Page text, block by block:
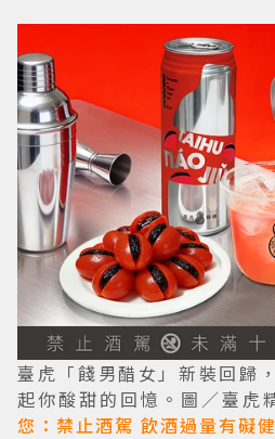
臺虎「餞男醋女」新裝回歸
起你酸甜的回憶。圖／臺虎
您：禁止酒駕 飲酒過量有礙